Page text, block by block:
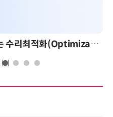
AI 시대의 의사결정을 바꾸는 수리최적화(Optimization): 실제 산업 적용 사례와 활용 전략